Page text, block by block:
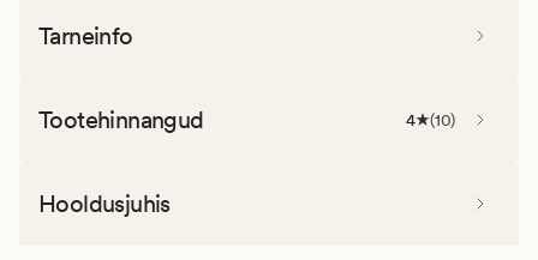
Tarneinfo
Tootehinnangud 4 (10)
Hooldusjuhis